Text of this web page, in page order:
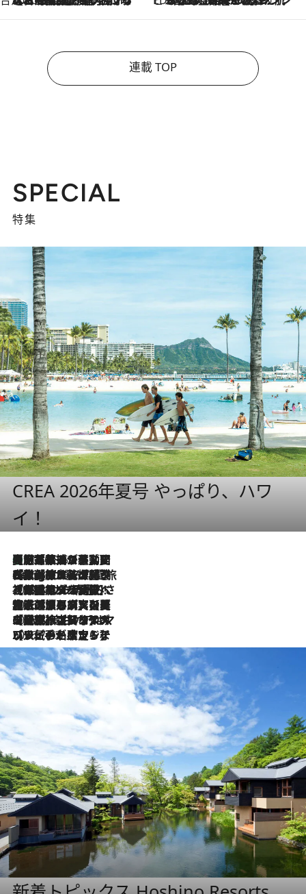
連載 TOP
SPECIAL
特集
CREA 2026年夏号 やっぱり、ハワ
イ！
2026.8.5
【厳選旅コスメ】国内をあちこち移動する河井菜摘が選んだ夏旅ベストコスメ発表！「リラックスアイテムはマスト」【Mサイズジップ】
2026.8.4
【厳選旅コスメ】「紫外線＆乾燥対策しながらメイク感も！」ヘア＆メイクGeorgeが選んだ夏旅ベストコスメを発表！【Mサイズジップ】
2026.8.3
【厳選旅コスメ】「保湿もタイパ重視！」“サウナ好き”タレント清水みさとが愛用する夏旅ベストコスメを発表！【Mサイズジップ】
2026.8.2
【厳選旅コスメ】美容家・瀬戸麻実の夏旅ベストコスメを発表！「ストレスなく使えるクレンジング＆洗顔は必須」【Mサイズジップ】
2026.8.1
【厳選旅コスメ】「UV＆美白ケアはマスト！」フリーアナウンサー宇賀なつみの夏旅ベストコスメを発表！【Mサイズジップ】
2026.7.23
【リピート確定！】ハワイの名店ランチプレートとサンドイッチ、手が止まらない人気ドーナツ